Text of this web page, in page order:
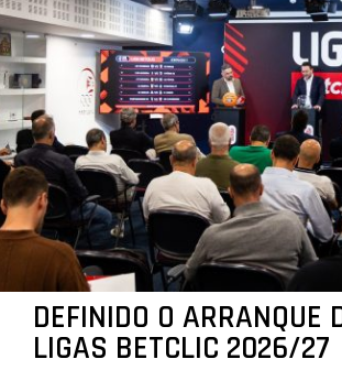
DEFINIDO O ARRANQUE
LIGAS BETCLIC 2026/27